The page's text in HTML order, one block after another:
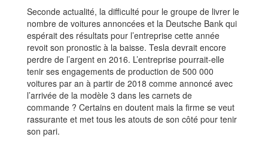
Seconde actualité, la difficulté pour le groupe de livrer le
nombre de voitures annoncées et la Deutsche Bank qui
espérait des résultats pour l’entreprise cette année
revoit son pronostic à la baisse. Tesla devrait encore
perdre de l’argent en 2016. L’entreprise pourrait-elle
tenir ses engagements de production de 500 000
voitures par an à partir de 2018 comme annoncé avec
l’arrivée de la modèle 3 dans les carnets de
commande ? Certains en doutent mais la firme se veut
rassurante et met tous les atouts de son côté pour tenir
son pari.